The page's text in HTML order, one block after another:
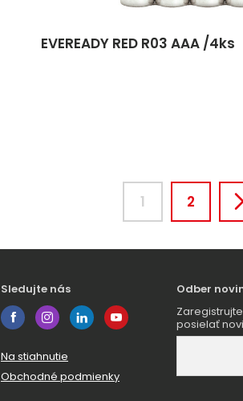
EVEREADY RED R03 AAA /4ks
1 2
Sledujte nás
Na stiahnutie
Obchodné podmienky
Odber
posielať